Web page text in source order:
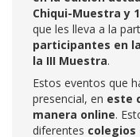
Chiqui-Muestra y
que les lleva a la
participantes en
la III Muestra.
Estos eventos que
presencial, en este
manera online.
diferentes colegios